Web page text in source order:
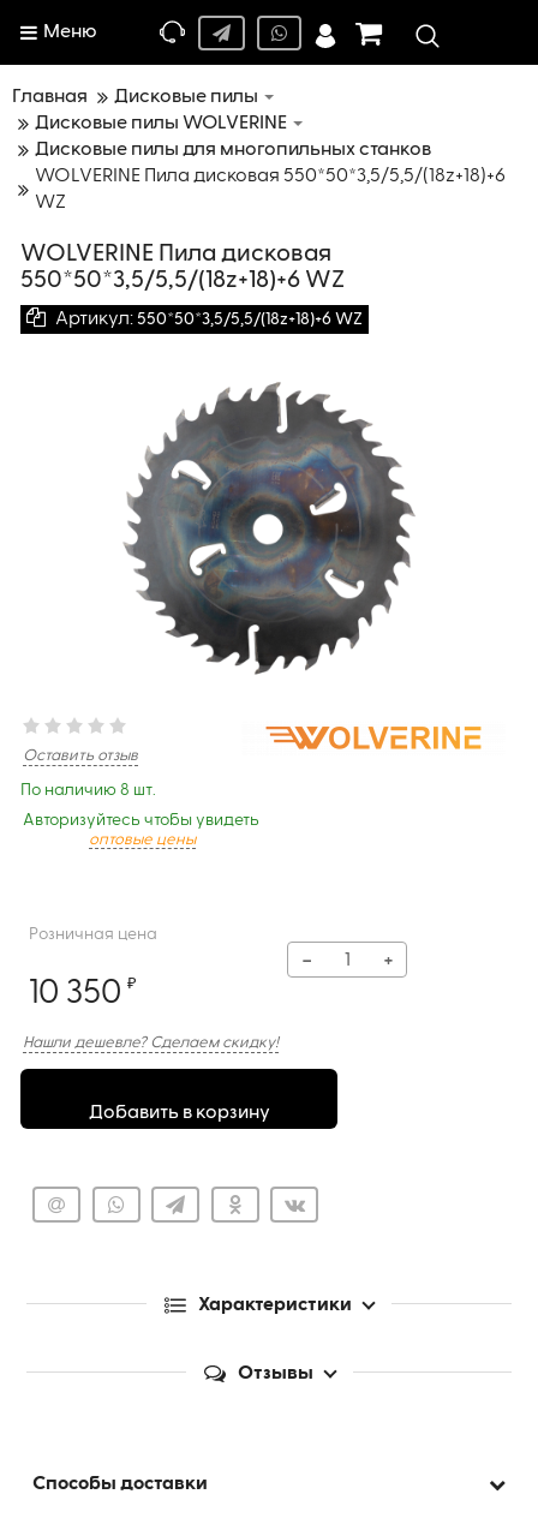
Меню
Главная
Дисковые пилы
Дисковые пилы WOLVERINE
Дисковые пилы для многопильных станков
WOLVERINE Пила дисковая 550*50*3,5/5,5/(18z+18)+6
WZ
WOLVERINE Пила дисковая
550*50*3,5/5,5/(18z+18)+6 WZ
Артикул: 550*50*3,5/5,5/(18z+18)+6 WZ
Оставить отзыв
По наличию 8 шт.
Авторизуйтесь чтобы увидеть
оптовые цены
Розничная цена
10 350 ₽
− +
Нашли дешевле? Сделаем скидку!
Добавить в корзину
Характеристики
Отзывы
Способы доставки